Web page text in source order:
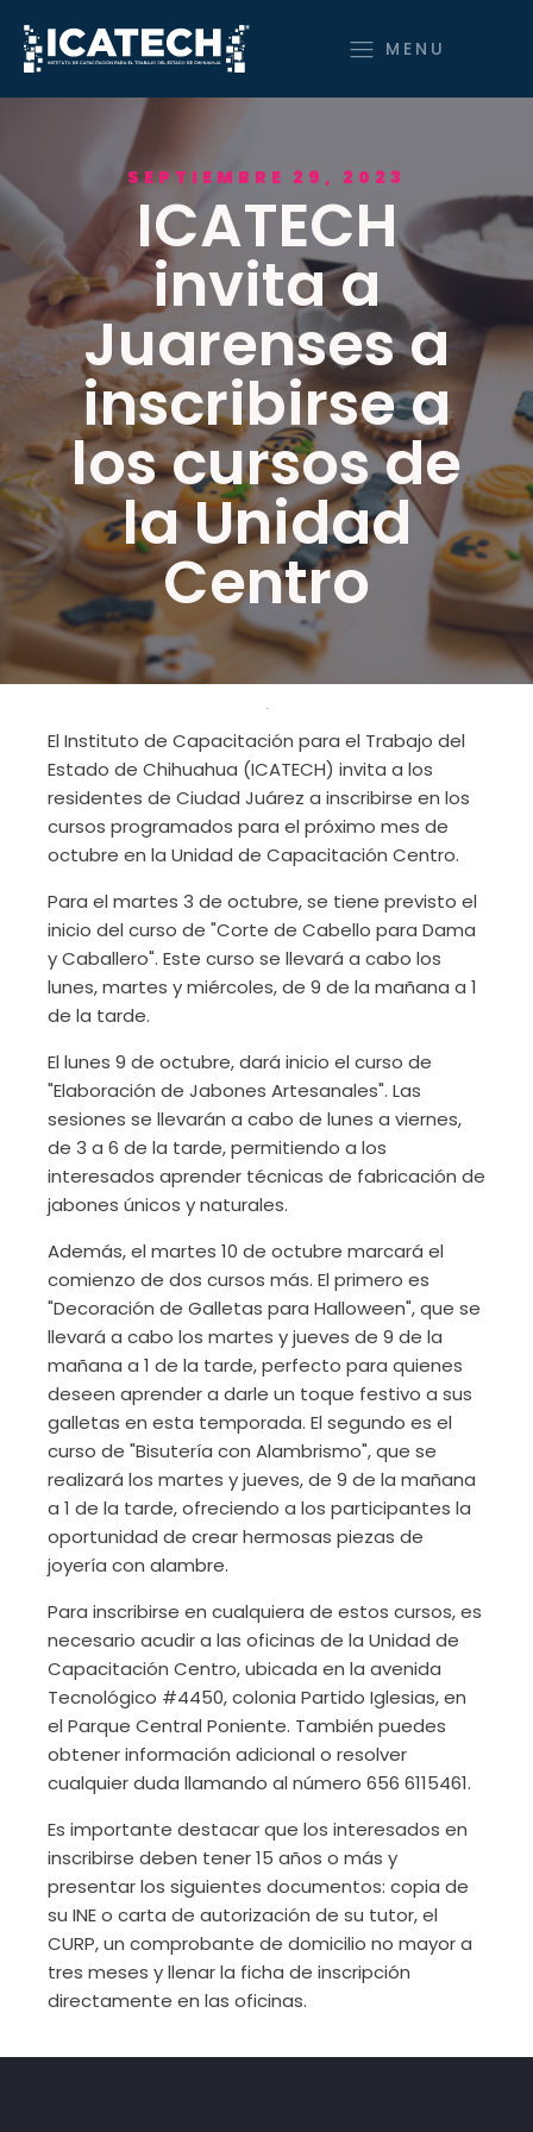
MENU
SEPTIEMBRE 29, 2023
ICATECH
invita a
Juarenses a
inscribirse a
los cursos de
la Unidad
Centro
El Instituto de Capacitación para el Trabajo del
Estado de Chihuahua (ICATECH) invita a los
residentes de Ciudad Juárez a inscribirse en los
cursos programados para el próximo mes de
octubre en la Unidad de Capacitación Centro.
Para el martes 3 de octubre, se tiene previsto el
inicio del curso de "Corte de Cabello para Dama
y Caballero". Este curso se llevará a cabo los
lunes, martes y miércoles, de 9 de la mañana a 1
de la tarde.
El lunes 9 de octubre, dará inicio el curso de
"Elaboración de Jabones Artesanales". Las
sesiones se llevarán a cabo de lunes a viernes,
de 3 a 6 de la tarde, permitiendo a los
interesados aprender técnicas de fabricación de
jabones únicos y naturales.
Además, el martes 10 de octubre marcará el
comienzo de dos cursos más. El primero es
"Decoración de Galletas para Halloween", que se
llevará a cabo los martes y jueves de 9 de la
mañana a 1 de la tarde, perfecto para quienes
deseen aprender a darle un toque festivo a sus
galletas en esta temporada. El segundo es el
curso de "Bisutería con Alambrismo", que se
realizará los martes y jueves, de 9 de la mañana
a 1 de la tarde, ofreciendo a los participantes la
oportunidad de crear hermosas piezas de
joyería con alambre.
Para inscribirse en cualquiera de estos cursos, es
necesario acudir a las oficinas de la Unidad de
Capacitación Centro, ubicada en la avenida
Tecnológico #4450, colonia Partido Iglesias, en
el Parque Central Poniente. También puedes
obtener información adicional o resolver
cualquier duda llamando al número 656 6115461.
Es importante destacar que los interesados en
inscribirse deben tener 15 años o más y
presentar los siguientes documentos: copia de
su INE o carta de autorización de su tutor, el
CURP, un comprobante de domicilio no mayor a
tres meses y llenar la ficha de inscripción
directamente en las oficinas.